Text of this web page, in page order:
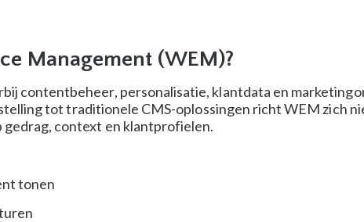
Management (WEM)?
contentbeheer, personalisatie, klantdata en
tot traditionele CMS-oplossingen richt WEM zich
context en klantprofielen.
tonen